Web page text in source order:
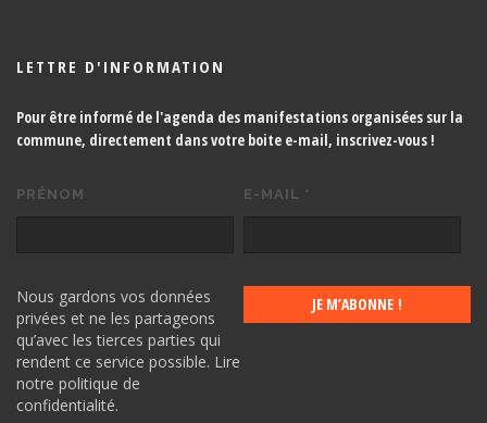
LETTRE D'INFORMATION
Pour être informé de l'agenda des manifestations organisées sur la
commune, directement dans votre boite e-mail, inscrivez-vous !
PRÉNOM E-MAIL *
Nous gardons vos données
privées et ne les partageons
qu’avec les tierces parties qui
rendent ce service possible. Lire
notre politique de
confidentialité.